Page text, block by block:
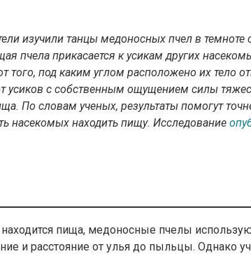
изучили танцы медоносных пчел в
пчела прикасается к усикам других
того, под каким углом расположено их тело
усиков с собственным ощущением силы
По словам ученых, результаты помогут
насекомых находить пищу. Исследование
находится пища, медоносные пчелы
и расстояние от улья до пыльцы. Однако